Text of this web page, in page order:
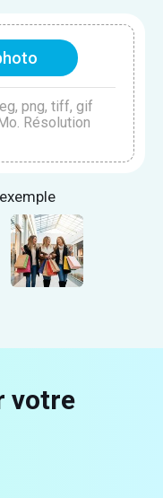
png, tiff, gif
Résolution
votre